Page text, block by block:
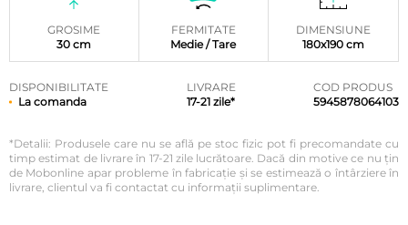
GROSIME
30 cm
FERMITATE
Medie / Tare
DIMENSIUNE
180x190 cm
DISPONIBILITATE
La comanda
LIVRARE
17-21 zile*
COD PRODUS
5945878064103
*Detalii: Produsele care nu se află pe stoc fizic pot fi precomandate cu
timp estimat de livrare în 17-21 zile lucrătoare. Dacă din motive ce nu țin
de Mobonline apar probleme în fabricație și se estimează o întârziere în
livrare, clientul va fi contactat cu informații suplimentare.